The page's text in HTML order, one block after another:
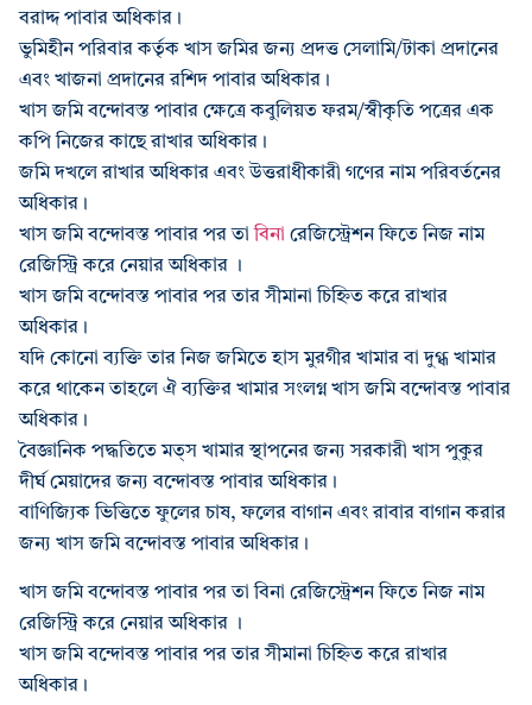
বরাদ্দ পাবার অধিকার।
ভুমিহীন পরিবার কর্তৃক খাস জমির জন্য প্রদত্ত সেলামি/টাকা প্রদানের
এবং খাজনা প্রদানের রশিদ পাবার অধিকার।
খাস জমি বন্দোবস্ত পাবার ক্ষেত্রে কবুলিয়ত ফরম/স্বীকৃতি পত্রের এক
কপি নিজের কাছে রাখার অধিকার।
জমি দখলে রাখার অধিকার এবং উত্তরাধীকারী গণের নাম পরিবর্তনের
অধিকার।
খাস জমি বন্দোবস্ত পাবার পর তাবিনা রেজিস্ট্রেশন ফিতে নিজ নাম
রেজিস্ট্রি করে নেয়ার অধিকার ।
খাস জমি বন্দোবস্ত পাবার পর তার সীমানা চিহ্নিত করে রাখার
অধিকার।
যদি কোনো ব্যক্তি তার নিজ জমিতে হাস মুরগীর খামার বা দুগ্ধ খামার
করে থাকেন তাহলে ঐ ব্যক্তির খামার সংলগ্ন খাস জমি বন্দোবস্ত পাবার
অধিকার।
বৈজ্ঞানিক পদ্ধতিতে মত্‌স খামার স্থাপনের জন্য সরকারী খাস পুকুর
দীর্ঘ মেয়াদের জন্য বন্দোবস্ত পাবার অধিকার।
বাণিজ্যিক ভিত্তিতে ফুলের চাষ, ফলের বাগান এবং রাবার বাগান করার
জন্য খাস জমি বন্দোবস্ত পাবার অধিকার।
খাস জমি বন্দোবস্ত পাবার পর তা বিনা রেজিস্ট্রেশন ফিতে নিজ নাম
রেজিস্ট্রি করে নেয়ার অধিকার ।
খাস জমি বন্দোবস্ত পাবার পর তার সীমানা চিহ্নিত করে রাখার
অধিকার।